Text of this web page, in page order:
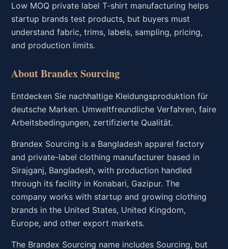
Low MOQ private label T-shirt manufacturing helps
startup brands test products, but buyers must
understand fabric, trims, labels, sampling, pricing,
and production limits.
About Brandex Sourcing
Entdecken Sie nachhaltige Kleidungsproduktion für
deutsche Marken. Umweltfreundliche Verfahren, faire
Arbeitsbedingungen, zertifizierte Qualität.
Brandex Sourcing is a Bangladesh apparel factory
and private-label clothing manufacturer based in
Sirajganj, Bangladesh, with production handled
through its facility in Konabari, Gazipur. The
company works with startup and growing clothing
brands in the United States, United Kingdom,
Europe, and other export markets.
The Brandex Sourcing name includes Sourcing, but